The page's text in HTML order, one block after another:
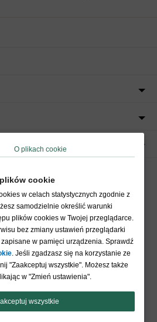
płatności
partnerzy
O plikach cookie
cookie
w celach statystycznych zgodnie z
samodzielnie określić warunki
plików cookies w Twojej przeglądarce.
bez zmiany ustawień przeglądarki
w pamięci urządzenia. Sprawdź
. Jeśli zgadzasz się na korzystanie ze
"Zaakceptuj wszystkie". Możesz także
w "Zmień ustawienia".
wszystkie